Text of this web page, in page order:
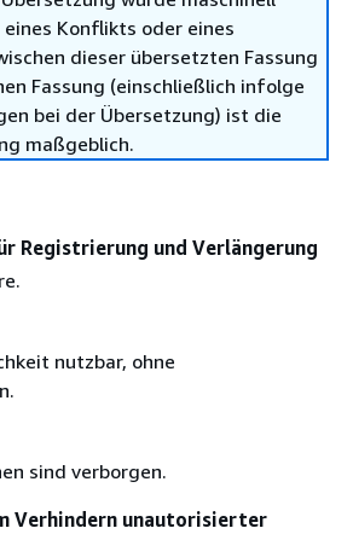
Konflikts oder eines
dieser übersetzten Fassung
Fassung (einschließlich infolge
bei der Übersetzung) ist die
maßgeblich.
Registrierung und Verlängerung
nutzbar, ohne
sind verborgen.
Verhindern unautorisierter